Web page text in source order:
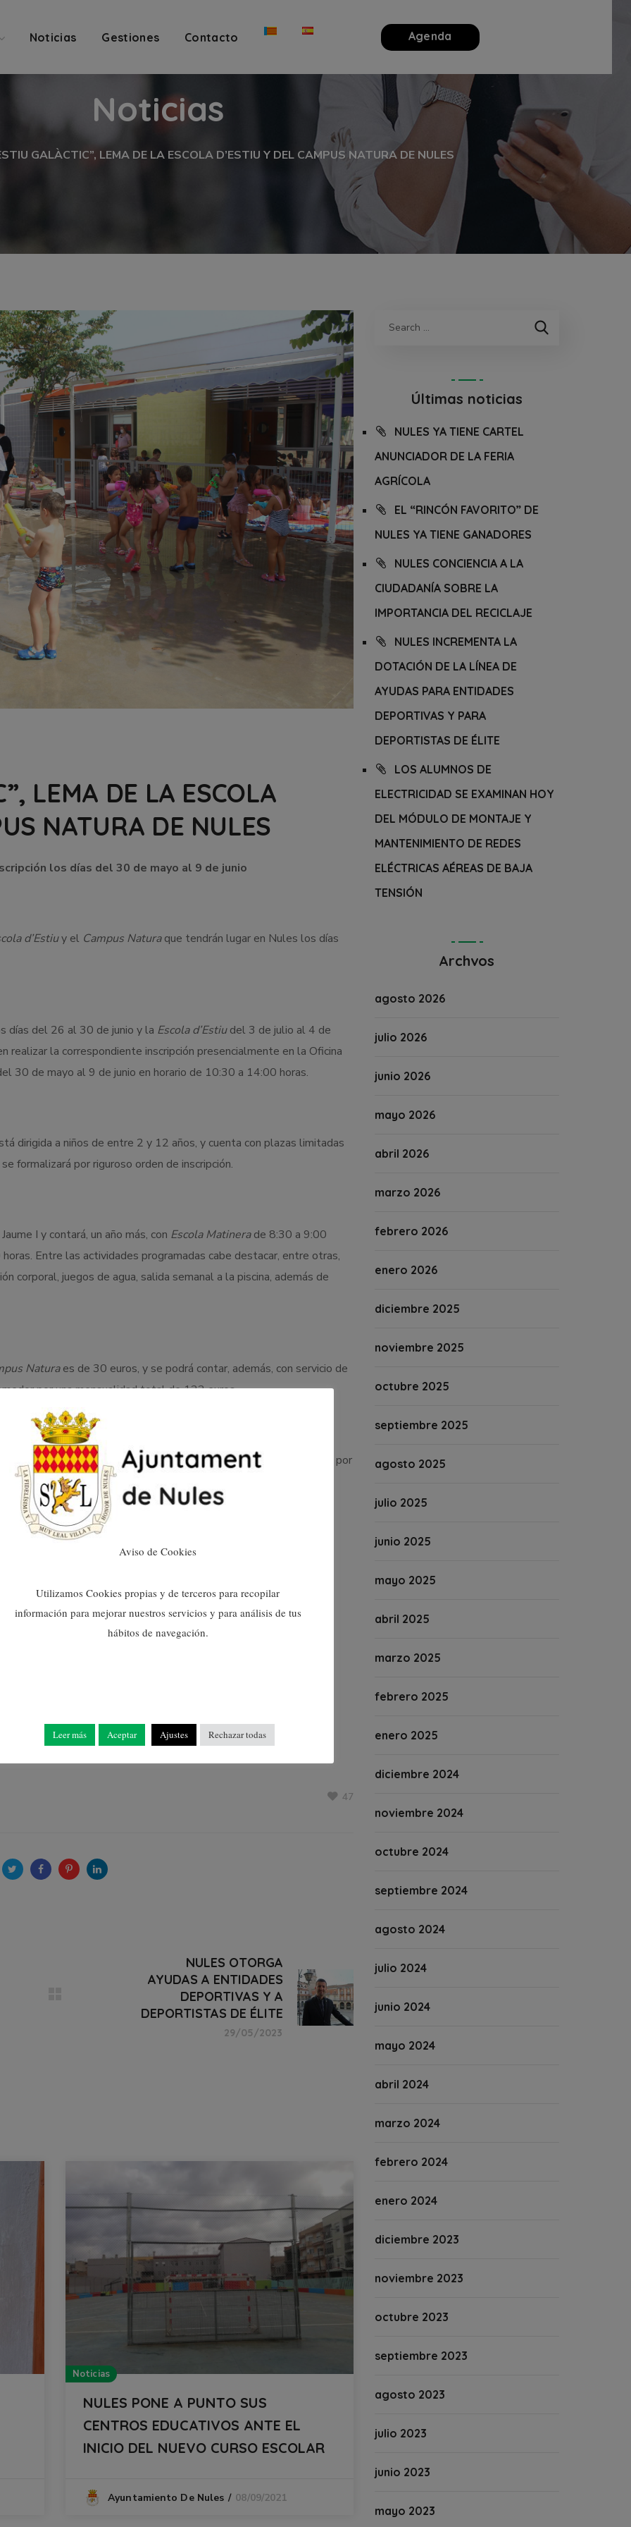
Noticias Gestiones Contacto Agenda
Noticias
GALÀCTIC”, LEMA DE LA ESCOLA D’ESTIU Y DEL CAMPUS NATURA DE NULES
LEMA DE LA ESCOLA
NATURA DE NULES
los días del 30 de mayo al 9 de junio
d’Estiuy el Campus Naturaque tendrán lugar en Nules los días
días del 26 al 30 de junio y la Escola d’Estiudel 3 de julio al 4 de
la correspondiente inscripción presencialmente en la Oficina
30 de mayo al 9 de junio en horario de 10:30 a 14:00 horas.
dirigida a niños de entre 2 y 12 años, y cuenta con plazas limitadas
formalizará por riguroso orden de inscripción.
I y contará, un año más, con Escola Matinerade 8:30 a 9:00
Entre las actividades programadas cabe destacar, entre otras,
corporal, juegos de agua, salida semanal a la piscina, además de
Naturaes de 30 euros, y se podrá contar, además, con servicio de
por una mensualidad total de 122 euros.
por cien para las familias numerosas o monoparentales, del 100 por
o superior al 33 por cien, del 100 por cien para el padre, madre o
un año sin recibir ningún tipo de ayuda, y del 100 por cien con
de Igualdad.
ESCUELA DE VERANO 2023 – PDF
participarán en la
el miércoles, 21 de junio, a las 19:00 horas en el Salón
47
NULES OTORGA
AYUDAS A ENTIDADES
DEPORTIVAS Y A
DEPORTISTAS DE ÉLITE
29/05/2023
Noticias
NULES PONE A PUNTO SUS
CENTROS EDUCATIVOS ANTE EL
INICIO DEL NUEVO CURSO ESCOLAR
Ayuntamiento De Nules 08/09/2021
Últimas noticias
NULES YA TIENE CARTEL
ANUNCIADOR DE LA FERIA
AGRÍCOLA
EL “RINCÓN FAVORITO” DE
NULES YA TIENE GANADORES
NULES CONCIENCIA A LA
CIUDADANÍA SOBRE LA
IMPORTANCIA DEL RECICLAJE
NULES INCREMENTA LA
DOTACIÓN DE LA LÍNEA DE
AYUDAS PARA ENTIDADES
DEPORTIVAS Y PARA
DEPORTISTAS DE ÉLITE
LOS ALUMNOS DE
ELECTRICIDAD SE EXAMINAN HOY
DEL MÓDULO DE MONTAJE Y
MANTENIMIENTO DE REDES
ELÉCTRICAS AÉREAS DE BAJA
TENSIÓN
Archvos
agosto 2026
julio 2026
junio 2026
mayo 2026
abril 2026
marzo 2026
febrero 2026
enero 2026
diciembre 2025
noviembre 2025
octubre 2025
septiembre 2025
agosto 2025
julio 2025
junio 2025
mayo 2025
abril 2025
marzo 2025
febrero 2025
enero 2025
diciembre 2024
noviembre 2024
octubre 2024
septiembre 2024
agosto 2024
julio 2024
junio 2024
mayo 2024
abril 2024
marzo 2024
febrero 2024
enero 2024
diciembre 2023
noviembre 2023
octubre 2023
septiembre 2023
agosto 2023
julio 2023
junio 2023
mayo 2023
Aviso de Cookies
Utilizamos Cookies propias y de terceros para recopilar
información para mejorar nuestros servicios y para análisis de tus
hábitos de navegación.
Leer más Aceptar Ajustes Rechazar todas